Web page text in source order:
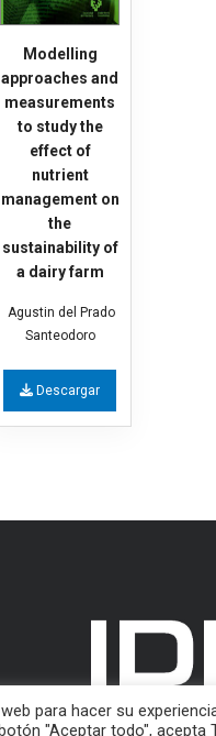
Modelling
approaches and
measurements
to study the
effect of
nutrient
management on
the
sustainability of
a dairy farm
Agustin del Prado
Santeodoro
Descargar
para hacer su
"Aceptar todo", acepta